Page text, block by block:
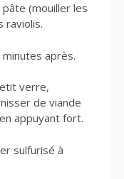
(mouiller les
raviolis.
après.
verre,
de viande
appuyant fort.
sulfurisé à